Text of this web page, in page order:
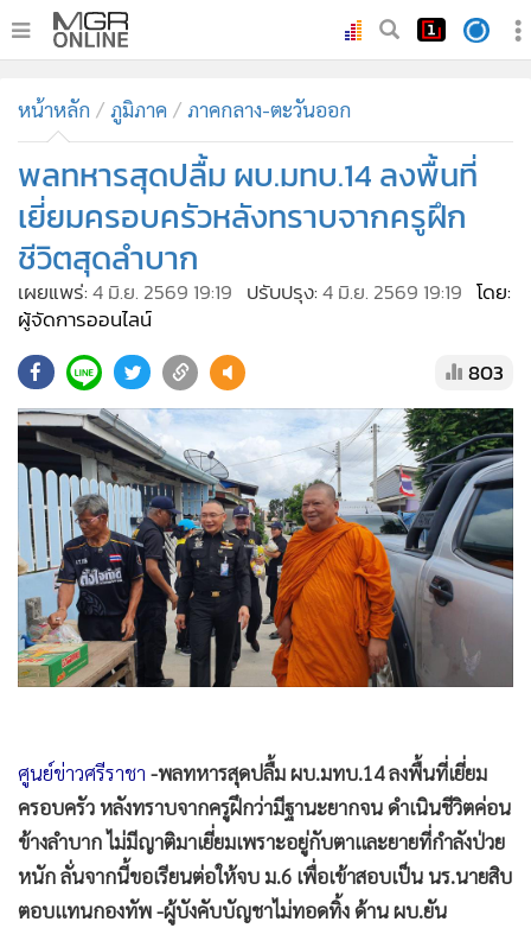
ทันเหตุการณ์
• ภาคใต้
ภูมิภาค
Online Section
• บันเทิง
• ผู้จัดการรายวัน
• ละคร
• CbizReview
•
Cyber BIZ
ผู้จัดกวน
• Good health & Well-being
• Green Innovation & SD
• Management & HR
• MGR Live
• Infographic
• กีฬา
•
ต่างประเทศ
Special Scoop
• เศรษฐกิจ-ธุรกิจ
หน้าหลัก ภูมิภาค ภาคกลาง-ตะวันออก
พลทหารสุดปลื้ม ผบ.มทบ.14 ลงพื้นที่
เยี่ยมครอบครัวหลังทราบจากครูฝึก
ชีวิตสุดลำบาก
เผยแพร่:4 มิ.ย. 2569 19:19 ปรับปรุง:4 มิ.ย. 2569 19:19 โดย:
ผู้จัดการออนไลน์
803